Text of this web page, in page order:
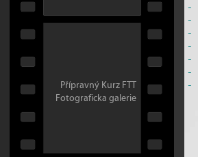
Přípravný Kurz FTT
Fotograficka galerie
-
-
-
-
-
-
​-